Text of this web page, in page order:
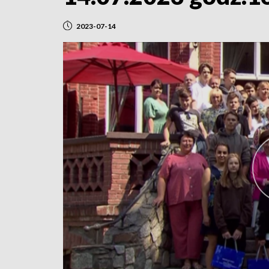
2023-07-14